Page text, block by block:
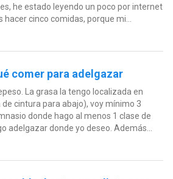
he estado leyendo un poco por internet
cinco comidas, porque mi...
comer para adelgazar
La grasa la tengo localizada en
cintura para abajo), voy mínimo 3
donde hago al menos 1 clase de
adelgazar donde yo deseo. Además...